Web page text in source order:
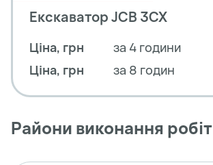
Екскаватор JCB 3CX
Ціна, грн за 4 години
Ціна, грн
за 8 годин
Райони виконання робіт